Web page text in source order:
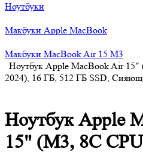
Ноутбуки
Макбуки Apple MacBook
Макбуки MacBook Air 15 M3
Ноутбук Apple MacBook Air 15"
2024), 16 ГБ, 512 ГБ SSD,
Ноутбук Apple
15" (M3, 8C